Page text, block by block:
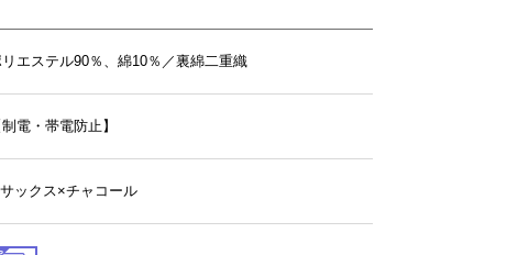
エステル90％、綿10％／裏綿二重織
制電・帯電防止】
ックス×チャコール